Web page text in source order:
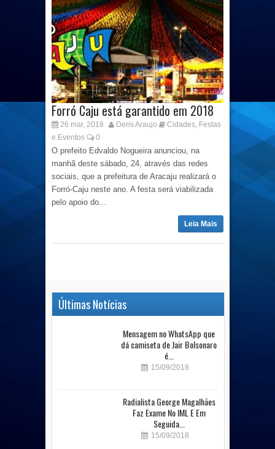
Forró Caju está garantido em 2018
26 mar, 2018 Deris Araujo Cidades, Festas
e Eventos
0
O prefeito Edvaldo Nogueira anunciou, na
manhã deste sábado, 24, através das redes
sociais, que a prefeitura de Aracaju realizará o
Forró-Caju neste ano. A festa será viabilizada
pelo apoio do...
Leia Mais
Últimas Notícias
Mensagem no WhatsApp que
dá camiseta de Jair Bolsonaro
é...
15/09/2018
Radialista George Magalhães
Faz Exame No IML E Em
Seguida...
15/09/2018